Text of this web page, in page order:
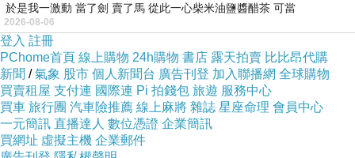
E-Mail ： service@ris-cpa.com
上一篇：龍潭委託代理代辦申請公司設立登記會計師資本額查核簽證報告書委託會計師簽證之委託書
下一篇：南崁委託代理代辦申請公司設立登記會計師資本額查核簽證報告書委託會計師簽證之委託書
於是我一激動 當了劍 賣了馬 從此一心柴米油鹽醬醋茶 可當
2026-08-06
登入 註冊
PChome首頁 線上購物 24h購物 書店 露天拍賣 比比昂代購
新聞 /氣象 股市 個人新聞台 廣告刊登 加入聯播網 全球購物
買賣租屋 支付連 國際連 Pi 拍錢包 旅遊 服務中心
買車 旅行團 汽車險推薦 線上麻將 雜誌 星座命理 會員中心
一元簡訊 直播達人 數位憑證 企業簡訊
買網址 虛擬主機 企業郵件